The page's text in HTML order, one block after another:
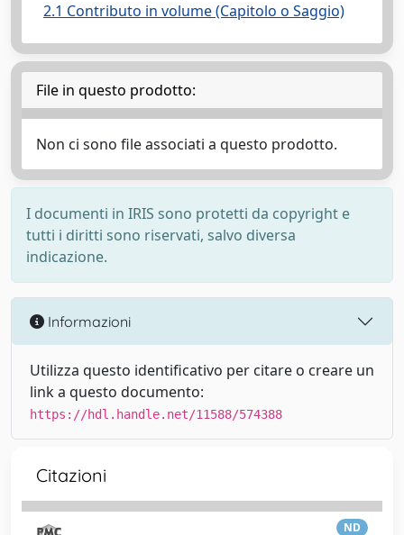
2.1 Contributo in volume (Capitolo o Saggio)
File in questo prodotto:
Non ci sono file associati a questo prodotto.
I documenti in IRIS sono protetti da copyright e
tutti i diritti sono riservati, salvo diversa
indicazione.
Informazioni
Utilizza questo identificativo per citare o creare un
link a questo documento:
https://hdl.handle.net/11588/574388
Citazioni
ND